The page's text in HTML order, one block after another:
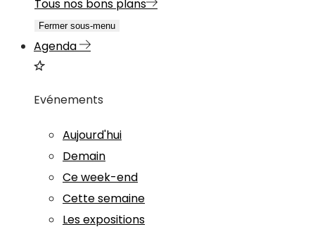
Tous nos bons plans
Fermer sous-menu
Agenda
Evénements
Aujourd'hui
Demain
Ce week-end
Cette semaine
Les expositions